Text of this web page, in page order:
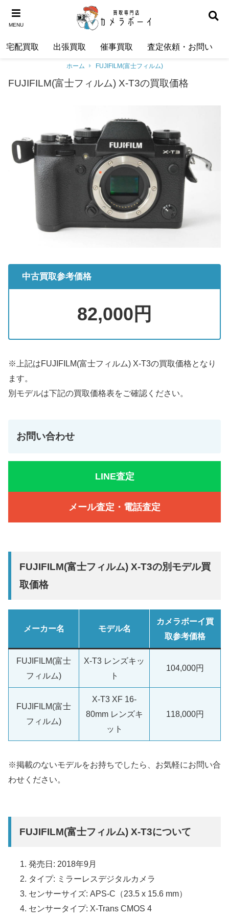
MENU
宅配買取 出張買取 催事買取 査定依頼・お問い合
ホーム FUJIFILM(富士フィルム)
FUJIFILM(富士フィルム) X-T3の買取価格
中古買取参考価格
82,000円
※上記はFUJIFILM(富士フィルム) X-T3の買取価格となり
ます。
別モデルは下記の買取価格表をご確認ください。
お問い合わせ
LINE査定
メール査定・電話査定
FUJIFILM(富士フィルム) X-T3の別モデル買
取価格
メーカー名 モデル名
カメラボーイ買
取参考価格
FUJIFILM(富士
フィルム)
X-T3 レンズキッ
ト
104,000円
FUJIFILM(富士
フィルム)
X-T3 XF 16-
80mm レンズキ
ット
118,000円
※掲載のないモデルをお持ちでしたら、お気軽にお問い合
わせください。
FUJIFILM(富士フィルム) X-T3について
発売日: 2018年9月
タイプ: ミラーレスデジタルカメラ
センサーサイズ: APS-C（23.5 x 15.6 mm）
センサータイプ: X-Trans CMOS 4